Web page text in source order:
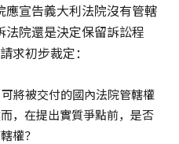
宣告義大利法院沒有管轄
院還是決定保留訴訟程
求初步裁定：
將被交付的國內法院管轄權
，在提出實質爭點前，是否
權？